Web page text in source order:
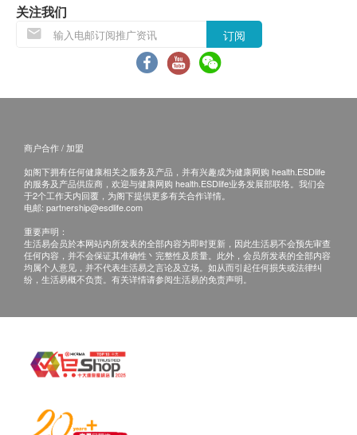
电话或电邮通知顾客再作安排。
货品质量保证，於顾客收到产品当日起计，食用期
退换条款：
当顾客收取已订购货品时，有责任检查货品是否有
损毁情况，一经确认签收，恕不接受退换。
退换产品必须包装完整，如退换产品有任何残缺或
过期退回，供应商有权不受理。
如有其他损坏或遗漏查询，顾客必须保留有效收据
臣氏集团（香港）有限公司客户服务部跟进。
查询热线：2660 6633
关注我们
订阅
商户合作 / 加盟
如阁下拥有任何健康相关之服务及产品，并有兴趣成为健康网购 health.ESDlife
的服务及产品供应商，欢迎与健康网购 health.ESDlife业务发展部联络。我们会
于2个工作天内回覆，为阁下提供更多有关合作详情。
电邮: partnership@esdlife.com
重要声明：
生活易会员於本网站内所发表的全部内容为即时更新，因此生活易不会预先审查
任何内容，并不会保证其准确性丶完整性及质量。此外，会员所发表的全部内容
均属个人意见，并不代表生活易之言论及立场。如从而引起任何损失或法律纠
纷，生活易概不负责。有关详情请参阅生活易的免责声明。